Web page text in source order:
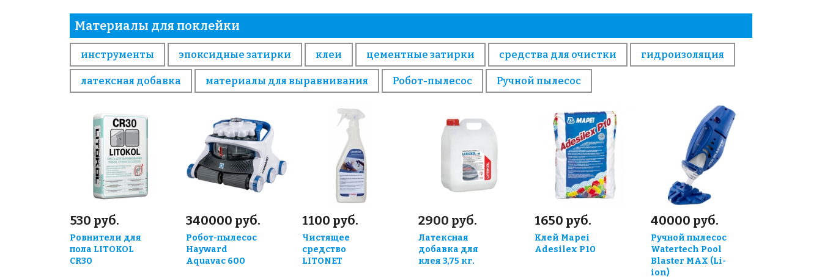
Материалы для поклейки
инструменты эпоксидные затирки клеи цементные затирки средства для очистки гидроизоляция
латексная добавка материалы для выравнивания Робот-пылесос Ручной пылесос
530 руб.
Ровнители для
пола LITOKOL
CR30
340000 руб.
Робот-пылесос
Hayward
Aquavac 600
1100 руб.
Чистящее
средство
LITONET
2900 руб.
Латексная
добавка для
клея 3,75 кг.
1650 руб.
Клей Mapei
Adesilex P10
40000 руб.
Ручной пылесос
Watertech Pool
Blaster MAX (Li-
ion)